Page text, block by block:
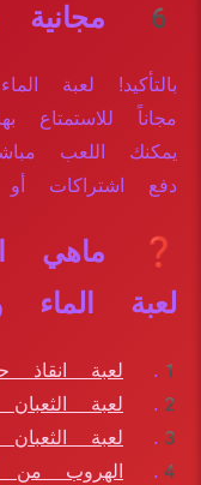
6 مجانية بالكامل؟
مجاناً
يمكنك اللعب
دفع اشتراكات
❓ ماهي
لعبة الماء
لعبة انقاذ
لعبة الثعبان
لعبة
الهروب من